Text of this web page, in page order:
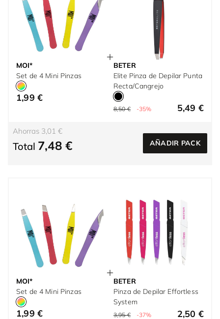
MOI*
Set de 4 Mini Pinzas
1,99 €
BETER
Elite Pinza de Depilar Punta
Recta/Cangrejo
8,50 € -35% 5,49 €
Ahorras 3,01 €
Total 7,48 € AÑADIR PACK
MOI*
Set de 4 Mini Pinzas
1,99 €
BETER
Pinza de Depilar Effortless
System
3,95 € -37% 2,50 €